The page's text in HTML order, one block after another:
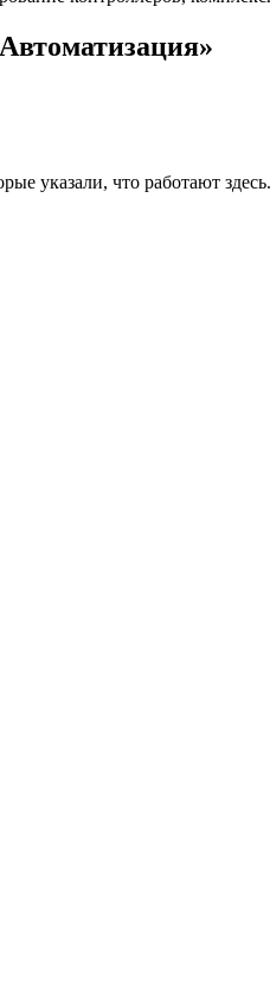
указали, что работают здесь.